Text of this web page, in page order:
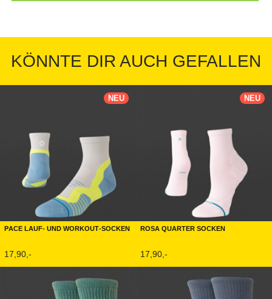
KÖNNTE DIR AUCH GEFALLEN
NEU
Pace Lauf- und Workout-Socken
17,90,-
NEU
Rosa Quarter Socken
17,90,-